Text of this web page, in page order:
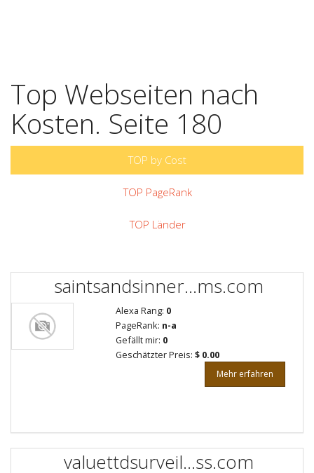
Top Webseiten nach
Kosten. Seite 180
TOP by Cost
TOP PageRank
TOP Länder
saintsandsinner...ms.com
Alexa Rang: 0
PageRank: n-a
Gefällt mir: 0
Geschätzter Preis: $ 0.00
Mehr erfahren
valuettdsurveil...ss.com